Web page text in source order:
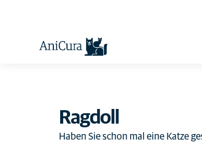
Ragdoll
Haben Sie schon mal eine Katze